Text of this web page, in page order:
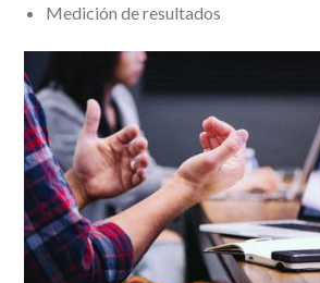
Medición de resultados